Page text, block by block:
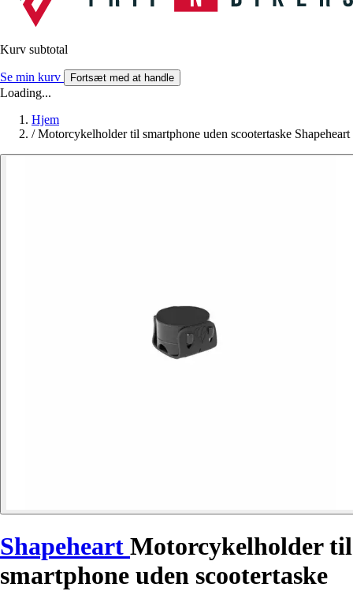
Kurv subtotal
Se min kurv Fortsæt med at handle
Loading...
Hjem
/ Motorcykelholder til smartphone uden scootertaske Shapeheart
Shapeheart Motorcykelholder til
smartphone uden scootertaske